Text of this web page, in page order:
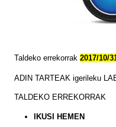
Taldeko errekorrak 2017/10/
ADIN TARTEAK igerileku
TALDEKO ERREKORRAK
IKUSI HEMEN